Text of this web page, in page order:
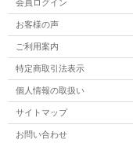
会員ログイン
お客様の声
ご利用案内
特定商取引法表示
個人情報の取扱い
サイトマップ
お問い合わせ